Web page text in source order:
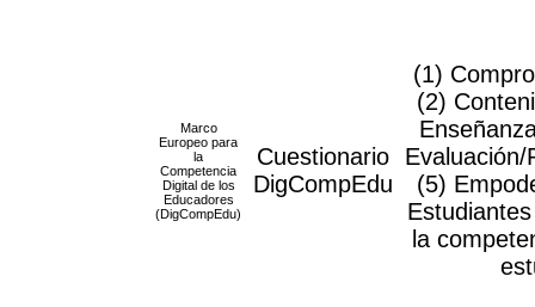
Marco
Europeo para
la
Competencia
Digital de los
Educadores
(DigCompEdu)
Cuestionario
DigCompEdu
(1)
(2)
Evaluación/
(5)
la